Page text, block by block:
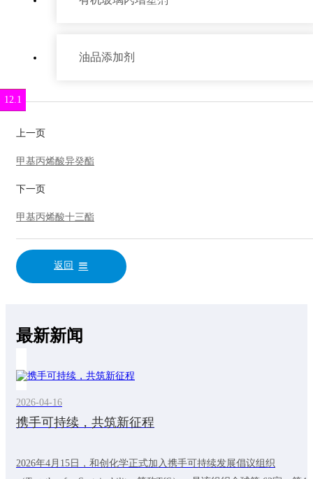
1.1
1.2
4.2
5.2
6.2
6.3
9.2
12.1
油品添加剂
上一页
甲基丙烯酸异癸酯
下一页
甲基丙烯酸十三酯
返回
最新新闻
2026-04-16
携手可持续，共筑新征程
2026年4月15日，和创化学正式加入携手可持续发展倡议组织